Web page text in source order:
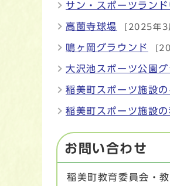
サン・スポーツランド
高薗寺球場 [2025年3
鳴ヶ岡グラウンド
大沢池スポーツ公園
稲美町スポーツ施設
稲美町スポーツ施設
お問い合わせ
稲美町教育委員会・